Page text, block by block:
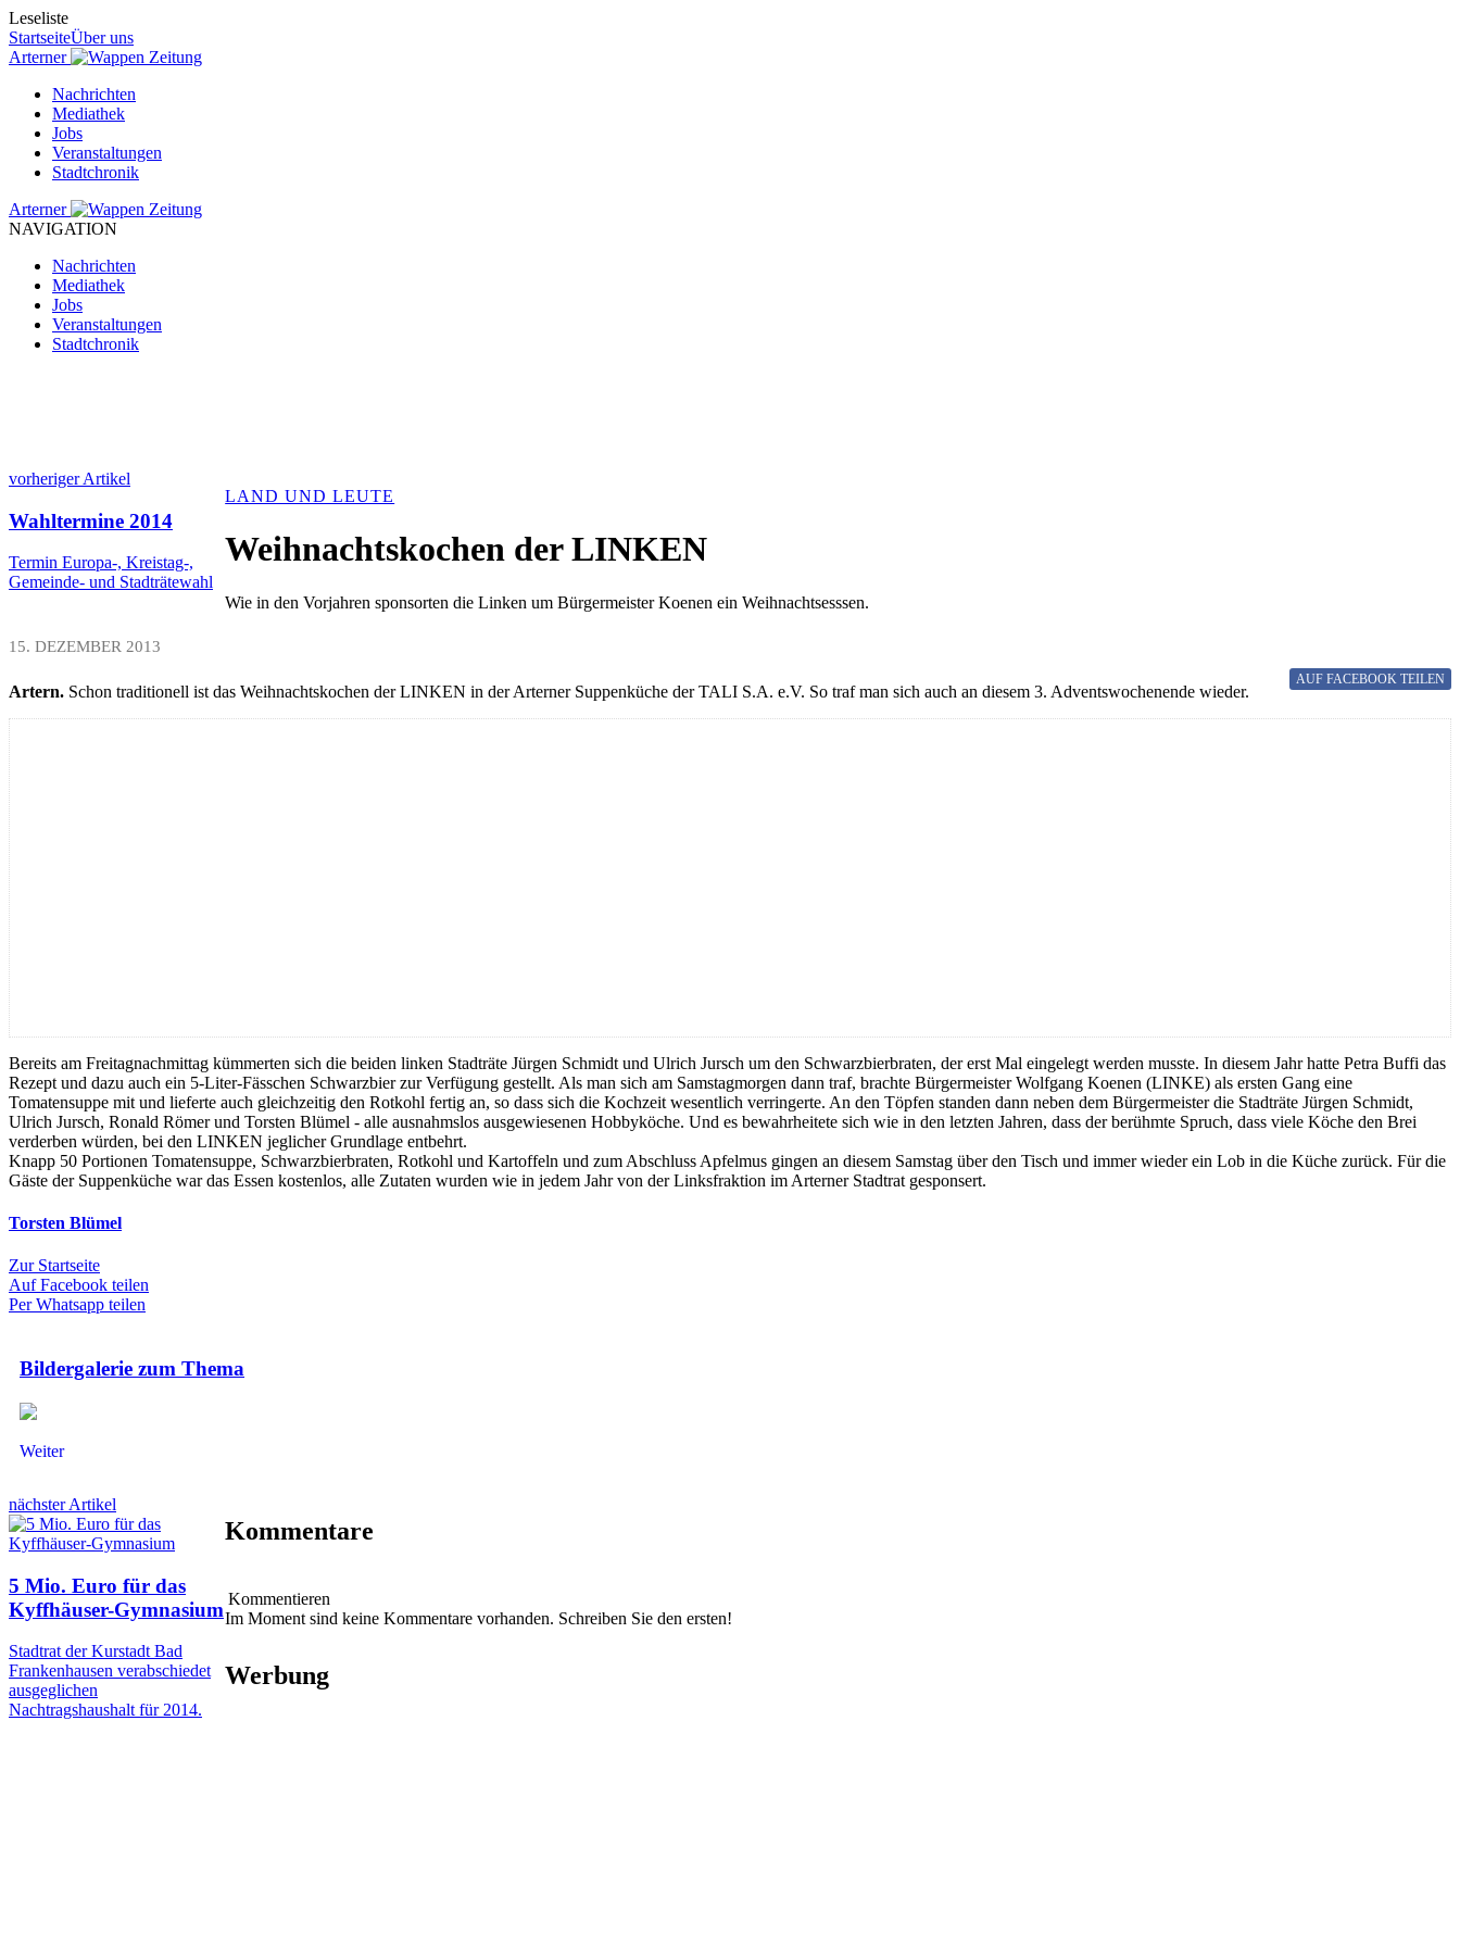
Leseliste
StartseiteÜber uns
Arterner
Zeitung
Nachrichten
Mediathek
Jobs
Veranstaltungen
Stadtchronik
Arterner
Zeitung
NAVIGATION
Nachrichten
Mediathek
Jobs
Veranstaltungen
Stadtchronik
vorheriger Artikel
Wahltermine 2014
Termin Europa-, Kreistag-,
Gemeinde- und Stadträtewahl
LAND UND LEUTE
Weihnachtskochen der LINKEN
Wie in den Vorjahren sponsorten die Linken um Bürgermeister Koenen ein Weihnachtsesssen.
15. DEZEMBER 2013
AUF FACEBOOK TEILEN
Artern. Schon traditionell ist das Weihnachtskochen der LINKEN in der Arterner Suppenküche der TALI S.A. e.V. So traf man sich auch an diesem 3. Adventswochenende wieder.
Bereits am Freitagnachmittag kümmerten sich die beiden linken Stadträte Jürgen Schmidt und Ulrich Jursch um den Schwarzbierbraten, der erst Mal eingelegt werden musste. In diesem Jahr hatte Petra Buffi das
Rezept und dazu auch ein 5-Liter-Fässchen Schwarzbier zur Verfügung gestellt. Als man sich am Samstagmorgen dann traf, brachte Bürgermeister Wolfgang Koenen (LINKE) als ersten Gang eine
Tomatensuppe mit und lieferte auch gleichzeitig den Rotkohl fertig an, so dass sich die Kochzeit wesentlich verringerte. An den Töpfen standen dann neben dem Bürgermeister die Stadträte Jürgen Schmidt,
Ulrich Jursch, Ronald Römer und Torsten Blümel - alle ausnahmslos ausgewiesenen Hobbyköche. Und es bewahrheitete sich wie in den letzten Jahren, dass der berühmte Spruch, dass viele Köche den Brei
verderben würden, bei den LINKEN jeglicher Grundlage entbehrt.
Knapp 50 Portionen Tomatensuppe, Schwarzbierbraten, Rotkohl und Kartoffeln und zum Abschluss Apfelmus gingen an diesem Samstag über den Tisch und immer wieder ein Lob in die Küche zurück. Für die
Gäste der Suppenküche war das Essen kostenlos, alle Zutaten wurden wie in jedem Jahr von der Linksfraktion im Arterner Stadtrat gesponsert.
Torsten Blümel
Zur Startseite
Auf Facebook teilen
Per Whatsapp teilen
Bildergalerie zum Thema
Weiter
nächster Artikel
5 Mio. Euro für das
Kyffhäuser-Gymnasium
Stadtrat der Kurstadt Bad
Frankenhausen verabschiedet
ausgeglichen
Nachtragshaushalt für 2014.
Kommentare
Kommentieren
Im Moment sind keine Kommentare vorhanden. Schreiben Sie den ersten!
Werbung